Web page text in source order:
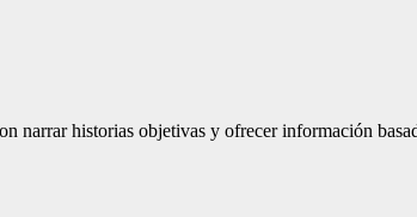
narrar historias objetivas y ofrecer información